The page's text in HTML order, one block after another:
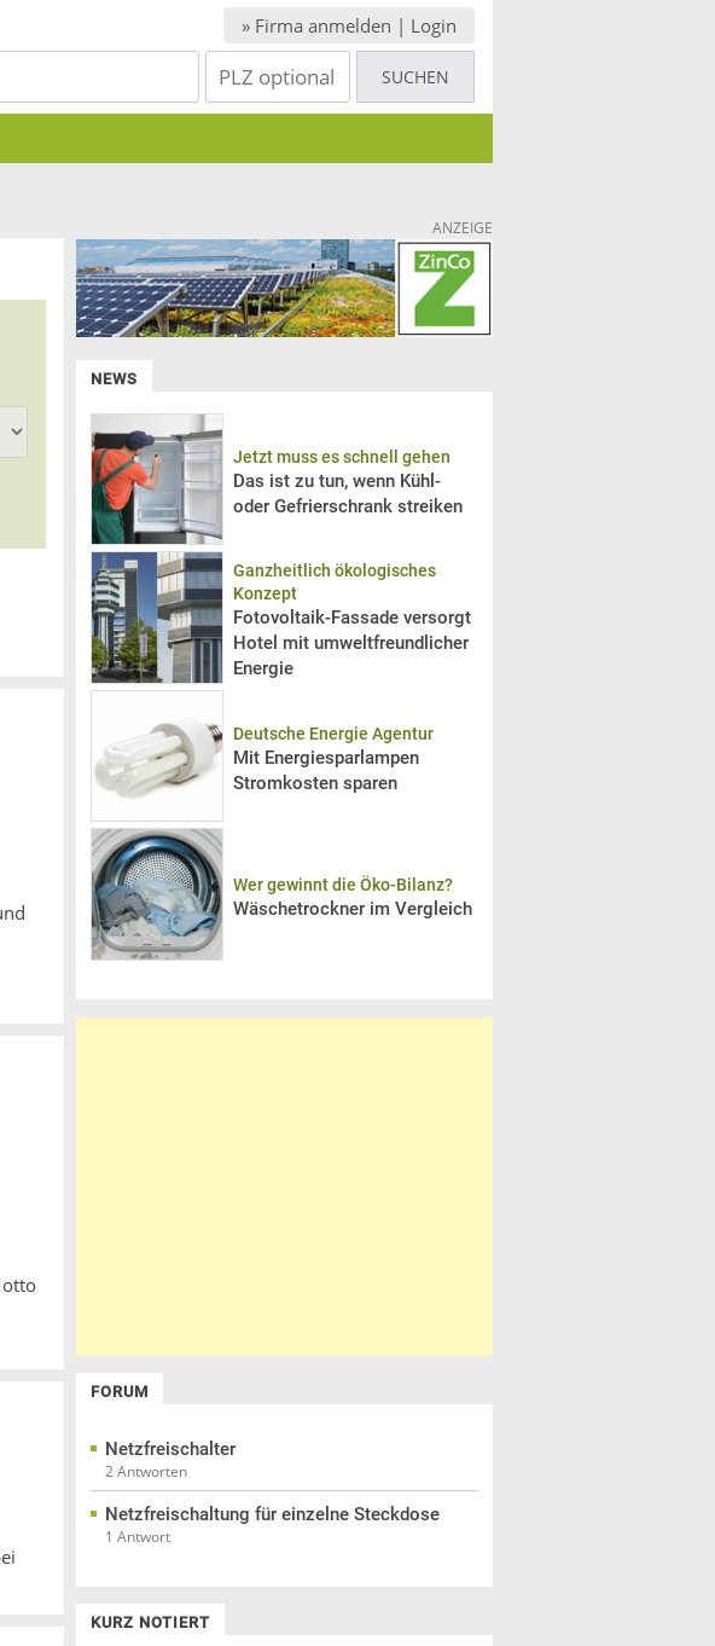
» Firma anmelden | Login
ANZEIGE
NEWS
Jetzt muss es schnell gehen
Das ist zu tun, wenn Kühl-
oder Gefrierschrank streiken
Ganzheitlich ökologisches
Konzept
Fotovoltaik-Fassade versorgt
Hotel mit umweltfreundlicher
Energie
Deutsche Energie Agentur
Mit Energiesparlampen
Stromkosten sparen
Wer gewinnt die Öko-Bilanz?
Wäschetrockner im Vergleich
FORUM
Netzfreischalter
2 Antworten
Netzfreischaltung für einzelne Steckdose
1 Antwort
KURZ NOTIERT